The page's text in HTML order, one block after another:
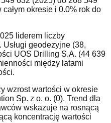
okresie i 0.0% rok do
liderem liczby
geodezyjne (38,
UOS Drilling S.A. (44 639
między latami
wzrost wartości w okresie
Sp. z o. o. (0). Trend dla
wskazuje na rosnącą
koncentrację wartości